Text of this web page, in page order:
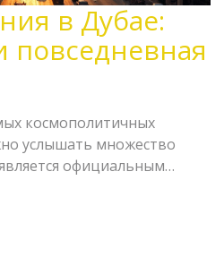
в Дубае:
повседневная
космополитичных
услышать множество
официальным
Особенно важно знать,
в гостиницах, чтобы